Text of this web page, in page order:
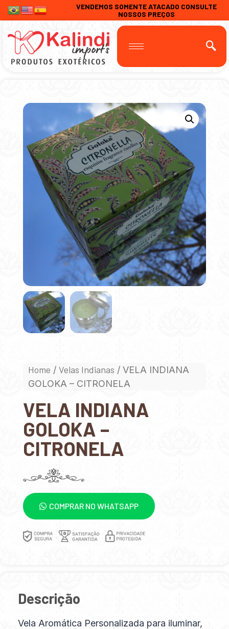
VENDEMOS SOMENTE ATACADO CONSULTE
NOSSOS PREÇOS
Home / Velas Indianas / VELA INDIANA
GOLOKA – CITRONELA
VELA INDIANA
GOLOKA –
CITRONELA
COMPRAR NO WHATSAPP
Descrição
Vela Aromática Personalizada para iluminar,